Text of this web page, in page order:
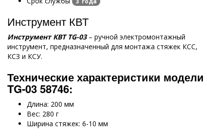
Инструмент КВТ
Инструмент КВТTG-03– ручной электромонтажный
инструмент, предназначенный для монтажа стяжек КСС,
КСЗ и КСУ.
Технические характеристики модели
TG-03 58746:
Длина: 200 мм
Вес: 280 г
Ширина стяжек: 6-10 мм